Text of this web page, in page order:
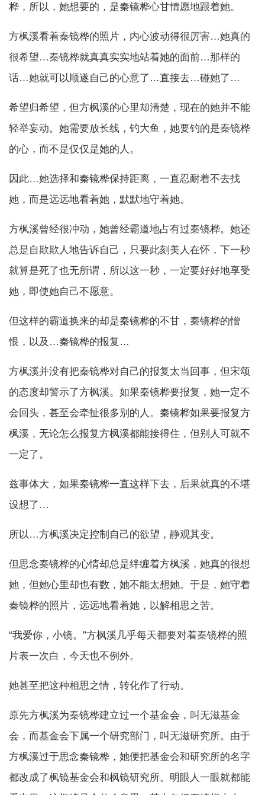
桦，所以，她想要的，是秦镜桦心甘情愿地跟着她。
方枫溪看着秦镜桦的照片，内心波动得很厉害…她真的
很希望…秦镜桦就真真实实地站着她的面前…那样的
话…她就可以顺遂自己的心意了…直接去…碰她了…
希望归希望，但方枫溪的心里却清楚，现在的她并不能
轻举妄动。她需要放长线，钓大鱼，她要钓的是秦镜桦
的心，而不是仅仅是她的人。
因此…她选择和秦镜桦保持距离，一直忍耐着不去找
她，而是远远地看着她，默默地守着她。
方枫溪曾经很冲动，她曾经霸道地占有过秦镜桦。她还
总是自欺欺人地告诉自己，只要此刻美人在怀，下一秒
就算是死了也无所谓，所以这一秒，一定要好好地享受
她，即使她自己不愿意。
但这样的霸道换来的却是秦镜桦的不甘，秦镜桦的憎
恨，以及…秦镜桦的报复…
方枫溪并没有把秦镜桦对自己的报复太当回事，但宋颂
的态度却警示了方枫溪。如果秦镜桦要报复，她一定不
会回头，甚至会牵扯很多别的人。秦镜桦如果要报复方
枫溪，无论怎么报复方枫溪都能接得住，但别人可就不
一定了。
兹事体大，如果秦镜桦一直这样下去，后果就真的不堪
设想了…
所以…方枫溪决定控制自己的欲望，静观其变。
但思念秦镜桦的心情却总是绊缠着方枫溪，她真的很想
她，但她心里却也有数，她不能太想她。于是，她守着
秦镜桦的照片，远远地看着她，以解相思之苦。
“我爱你，小镜。”方枫溪几乎每天都要对着秦镜桦的照
片表一次白，今天也不例外。
她甚至把这种相思之情，转化作了行动。
原先方枫溪为秦镜桦建立过一个基金会，叫无滋基金
会，而基金会下属一个研究部门，叫无滋研究所。由于
方枫溪过于思念秦镜桦，她便把基金会和研究所的名字
都改成了枫镜基金会和枫镜研究所。明眼人一眼就都能